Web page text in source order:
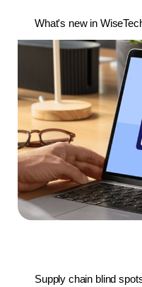
What's new in
Supply chain blind